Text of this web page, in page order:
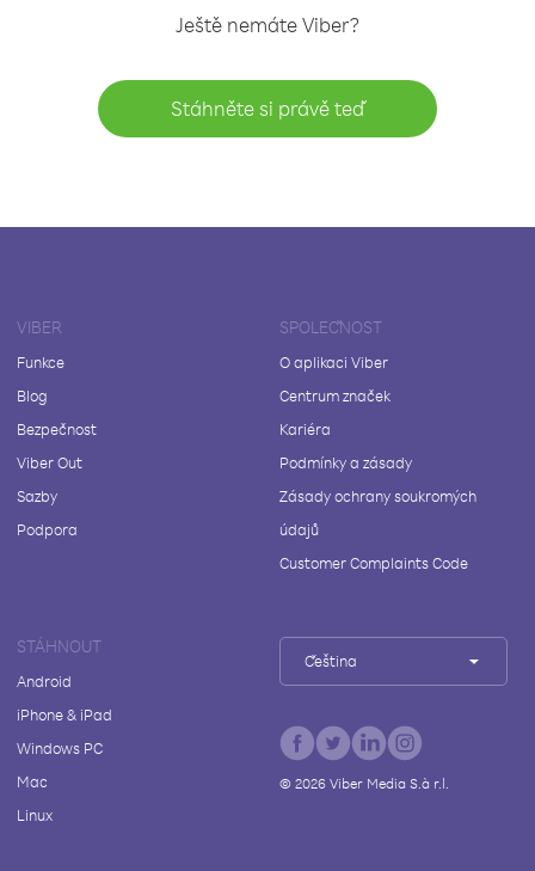
Ještě nemáte Viber?
Stáhněte si právě teď
VIBER
Funkce
Blog
Bezpečnost
Viber Out
Sazby
Podpora
SPOLEČNOST
O aplikaci Viber
Centrum značek
Kariéra
Podmínky a zásady
Zásady ochrany soukromých
údajů
Customer Complaints Code
STÁHNOUT
Android
iPhone & iPad
Windows PC
Mac
Linux
Čeština
© 2026Viber Media S.à r.l.